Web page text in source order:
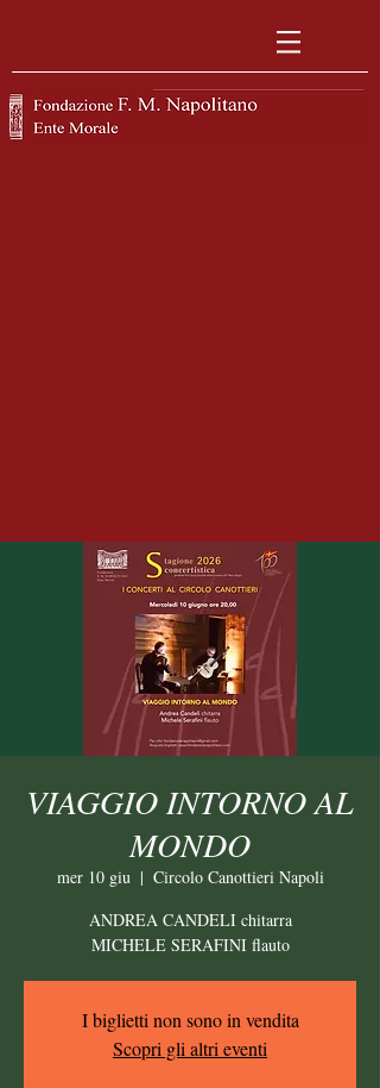
VIAGGIO INTORNO AL
MONDO
mer 10 giu
  |
Circolo Canottieri Napoli
ANDREA CANDELI chitarra
MICHELE SERAFINI flauto
I biglietti non sono in vendita
Scopri gli altri eventi